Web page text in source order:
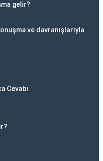
gelir?
ve davranışlarıyla
Cevabı